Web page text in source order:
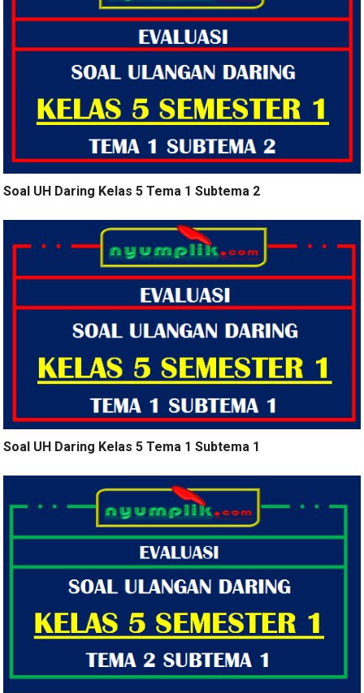
Soal UH Daring Kelas 5 Tema 1 Subtema 2
Soal UH Daring Kelas 5 Tema 1 Subtema 1